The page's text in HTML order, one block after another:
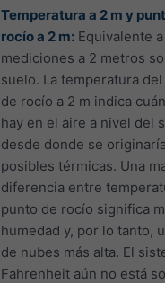
Temperatura a 2 m y
rocío a 2 m: Equivalente
mediciones a 2 metros
suelo. La temperatura
de rocío a 2 m indica
hay en el aire a nivel del
desde donde se
posibles térmicas. Una
diferencia entre
punto de rocío significa
humedad y, por lo tanto,
de nubes más alta. El
Fahrenheit aún no está